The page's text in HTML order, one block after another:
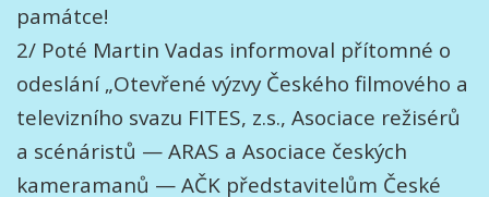
památce!
2/ Poté Martin Vadas informoval přítomné o
odeslání „Otevřené výzvy Českého filmového a
televizního svazu FITES, z.s., Asociace režisérů
a scénáristů — ARAS a Asociace českých
kameramanů — AČK představitelům České